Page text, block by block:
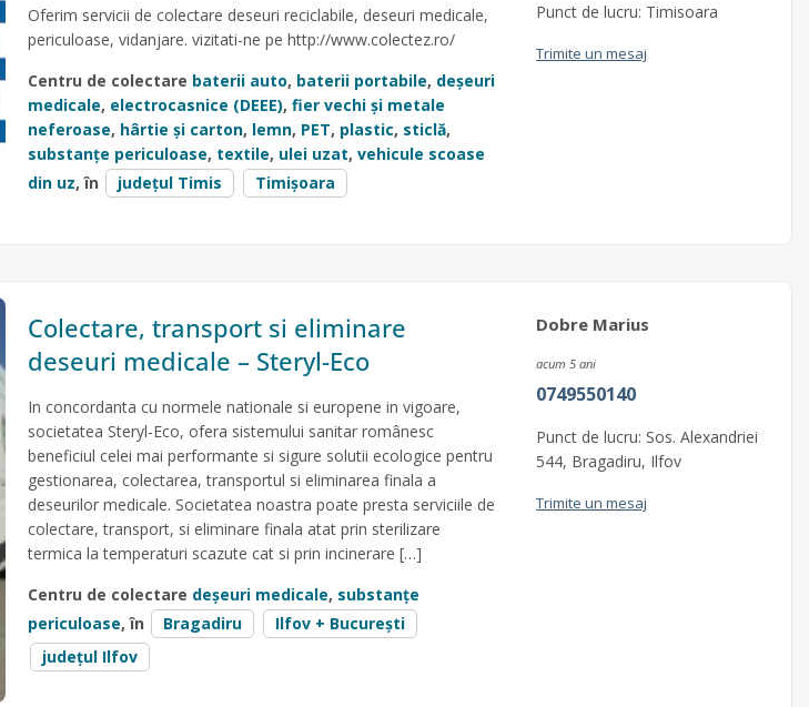
Oferim servicii de colectare deseuri reciclabile, deseuri medicale,
periculoase, vidanjare. vizitati-ne pe http://www.colectez.ro/
Centru de colectare baterii auto, baterii portabile, deșeuri
medicale, electrocasnice (DEEE), fier vechi și metale
neferoase, hârtie și carton, lemn, PET, plastic, sticlă,
substanțe periculoase, textile, ulei uzat, vehicule scoase
din uz, în județul Timis Timișoara
Punct de lucru: Timisoara
Trimite un mesaj
Colectare, transport si eliminare
deseuri medicale – Steryl-Eco
In concordanta cu normele nationale si europene in vigoare,
societatea Steryl-Eco, ofera sistemului sanitar românesc
beneficiul celei mai performante si sigure solutii ecologice pentru
gestionarea, colectarea, transportul si eliminarea finala a
deseurilor medicale. Societatea noastra poate presta serviciile de
colectare, transport, si eliminare finala atat prin sterilizare
termica la temperaturi scazute cat si prin incinerare […]
Centru de colectare deșeuri medicale, substanțe
periculoase, în Bragadiru
Ilfov + București
județul Ilfov
Dobre Marius
acum 5 ani
0749550140
Punct de lucru: Sos. Alexandriei
544, Bragadiru, Ilfov
Trimite un mesaj